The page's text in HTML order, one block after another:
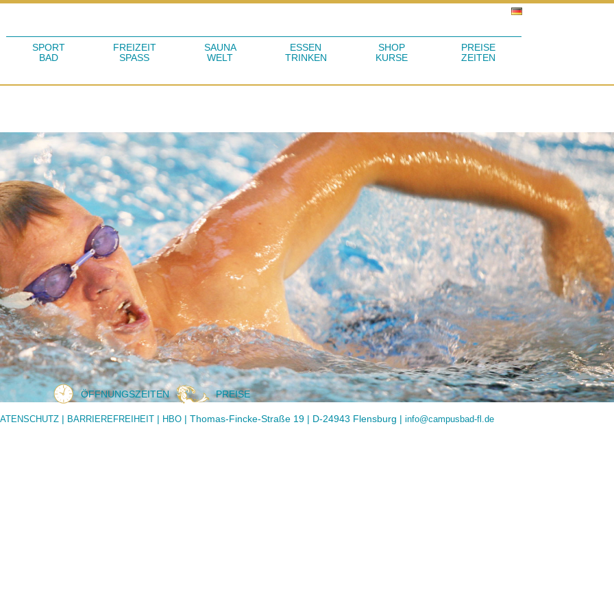
SPORT
BAD
FREIZEIT
SPASS
SAUNA
WELT
ESSEN
TRINKEN
SHOP
KURSE
PREISE
ZEITEN
ÖFFNUNGSZEITEN PREISE
| BARRIEREFREIHEIT| HBO| Thomas-Fincke-Straße 19 | D-24943 Flensburg | info@campusbad-fl.de